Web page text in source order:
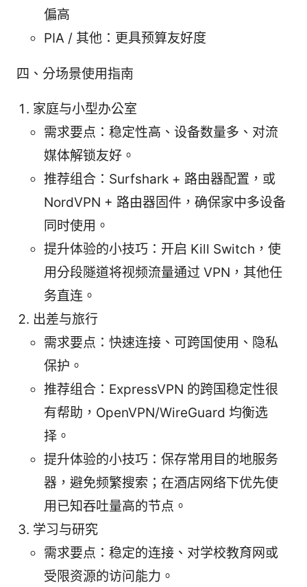
偏高
PIA / 其他：更具预算友好度
四、分场景使用指南
家庭与小型办公室
需求要点：稳定性高、设备数量多、对流
媒体解锁友好。
推荐组合：Surfshark + 路由器配置，或
NordVPN + 路由器固件，确保家中多设备
同时使用。
提升体验的小技巧：开启 Kill Switch，使
用分段隧道将视频流量通过 VPN，其他任
务直连。
出差与旅行
需求要点：快速连接、可跨国使用、隐私
保护。
推荐组合：ExpressVPN 的跨国稳定性很
有帮助，OpenVPN/WireGuard 均衡选
择。
提升体验的小技巧：保存常用目的地服务
器，避免频繁搜索；在酒店网络下优先使
用已知吞吐量高的节点。
学习与研究
需求要点：稳定的连接、对学校教育网或
受限资源的访问能力。